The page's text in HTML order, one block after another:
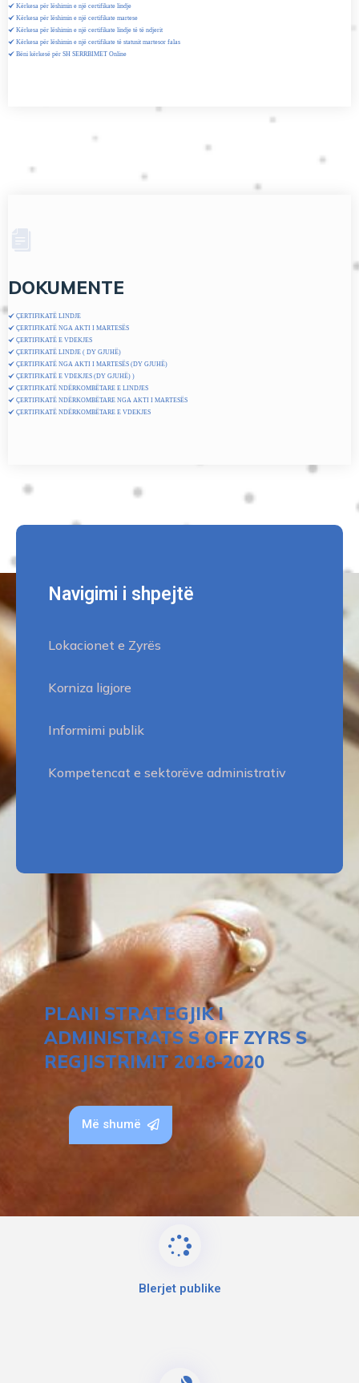
Kërkesa për lëshimin e një certifikate lindje
Kërkesa për lëshimin e një certifikate martese
Kërkesa për lëshimin e një certifikate lindje të të ndjerit
Kërkesa për lëshimin e një certifikate të statusit martesor falas
Bëni kërkesë për SH SERRBIMET Online
DOKUMENTE
ÇERTIFIKATË LINDJE
ÇERTIFIKATË NGA AKTI I MARTESËS
ÇERTIFIKATË E VDEKJES
ÇERTIFIKATË LINDJE ( DY GJUHË)
ÇERTIFIKATË NGA AKTI I MARTESËS (DY GJUHË)
ÇERTIFIKATË E VDEKJES (DY GJUHË) )
ÇERTIFIKATË NDËRKOMBËTARE E LINDJES
ÇERTIFIKATË NDËRKOMBËTARE NGA AKTI I MARTESËS
ÇERTIFIKATË NDËRKOMBËTARE E VDEKJES
Navigimi i shpejtë
Lokacionet e Zyrës
Korniza ligjore
Informimi publik
Kompetencat e sektorëve administrativ
PLANI STRATEGJIK I
ADMINISTRATS S OFF ZYRS S
REGJISTRIMIT 2018-2020
Më shumë
Blerjet publike